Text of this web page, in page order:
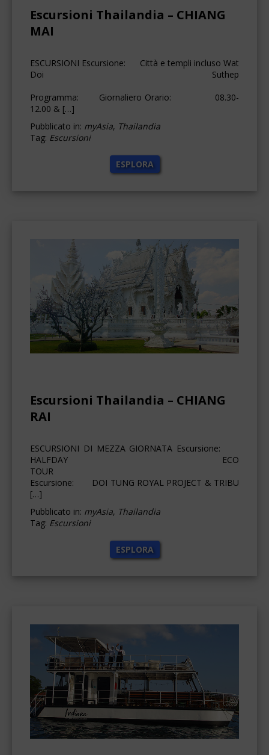
Escursioni Thailandia – CHIANG
MAI
ESCURSIONI Escursione: Città e templi incluso Wat
Doi Suthep
Programma: Giornaliero Orario: 08.30-
12.00 & […]
Pubblicato in: myAsia, Thailandia
Tag: Escursioni
ESPLORA
Escursioni Thailandia – CHIANG
RAI
ESCURSIONI DI MEZZA GIORNATA Escursione:
HALFDAY ECO
TOUR
Escursione: DOI TUNG ROYAL PROJECT & TRIBU
[…]
Pubblicato in: myAsia, Thailandia
Tag: Escursioni
ESPLORA